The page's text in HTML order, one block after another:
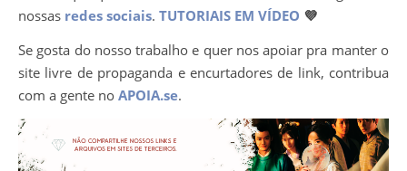
nossas redes sociais. TUTORIAIS EM VÍDEO 💜
Se gosta do nosso trabalho e quer nos apoiar pra manter o
site livre de propaganda e encurtadores de link, contribua
com a gente no APOIA.se.